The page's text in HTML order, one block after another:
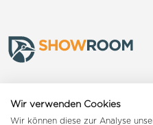
Wir verwenden Cookies
Wir können diese zur Analyse